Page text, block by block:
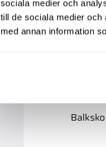
sociala medier och
till de sociala medier
med annan information